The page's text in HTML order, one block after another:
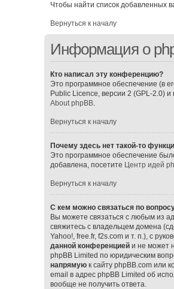
Чтобы найти список добавленных
Вернуться к началу
Информация о
Кто написал эту конференцию?
Это программное обеспечение (в
Public Licence, версии 2 (GPL-2.0)
About phpBB.
Вернуться к началу
Почему здесь нет такой-то
Это программное обеспечение
добавлена, посетите Центр идей
Вернуться к началу
С кем можно связаться по
Вы можете связаться с любым из
свяжитесь с владельцем домена
Yahoo!, free.fr, f2s.com и т. п.), с
данной конференциейи не может
phpBB Limited по юридическим
напрямуюк сайту phpBB.com или
email в адрес phpBB Limited об
вообще не получить ответа.